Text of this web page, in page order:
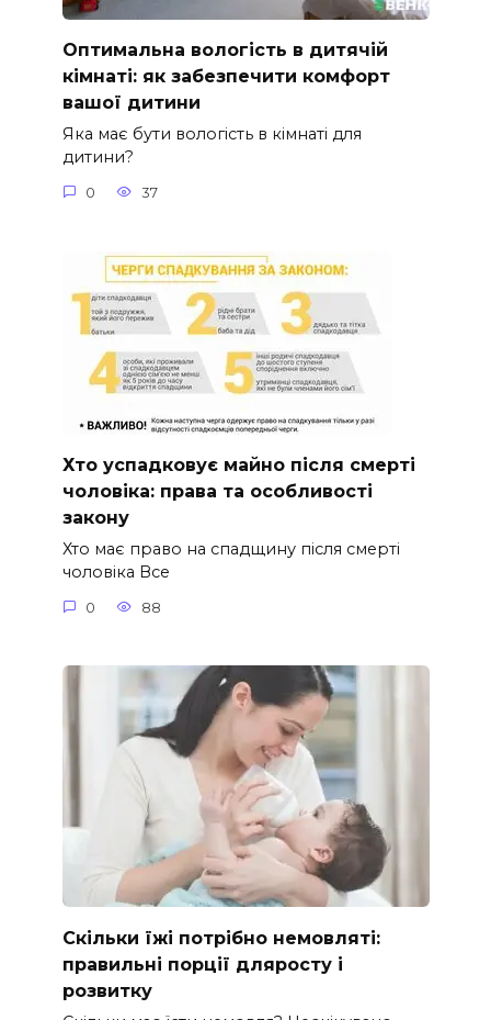
Оптимальна вологість в дитячій
кімнаті: як забезпечити комфорт
вашої дитини
Яка має бути вологість в кімнаті для
дитини?
0 37
Хто успадковує майно після смерті
чоловіка: права та особливості
закону
Хто має право на спадщину після смерті
чоловіка Все
0 88
Скільки їжі потрібно немовляті:
правильні порції дляросту і
розвитку